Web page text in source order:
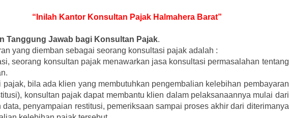
“Inilah Kantor Konsultan Pajak Halmahera Barat”
Tanggung Jawab bagi Konsultan Pajak.
yang diemban sebagai seorang konsultasi pajak adalah :
seorang konsultan pajak menawarkan jasa konsultasi permasalahan tentang
pajak, bila ada klien yang membutuhkan pengembalian kelebihan pembayaran
konsultan pajak dapat membantu klien dalam pelaksanaannya mulai dari
data, penyampaian restitusi, pemeriksaan sampai proses akhir dari diterimanya